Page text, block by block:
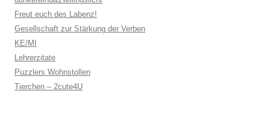
Freut euch des Labenz!
Gesellschaft zur Stärkung der Verben
KE/MI
Lehrerzitate
Puzzlers Wohnstollen
Tierchen – 2cute4U